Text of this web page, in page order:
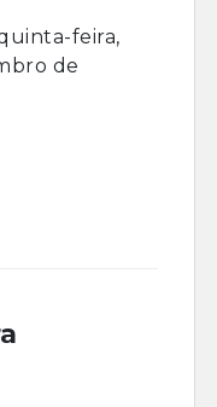
feira,
de